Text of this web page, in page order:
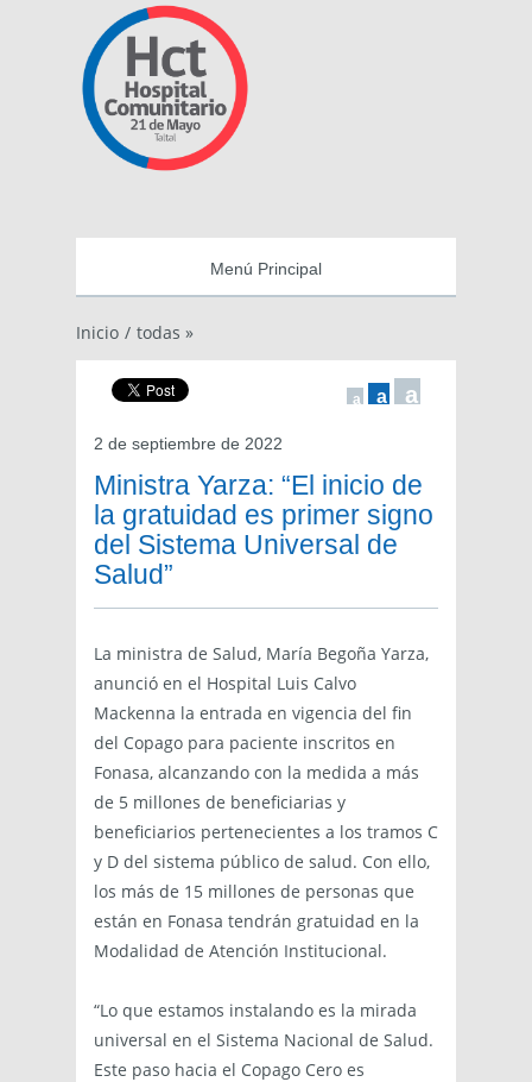
Menú Principal
Inicio / todas »
a a a
2 de septiembre de 2022
Ministra Yarza: “El inicio de
la gratuidad es primer signo
del Sistema Universal de
Salud”
La ministra de Salud, María Begoña Yarza,
anunció en el Hospital Luis Calvo
Mackenna la entrada en vigencia del fin
del Copago para paciente inscritos en
Fonasa, alcanzando con la medida a más
de 5 millones de beneficiarias y
beneficiarios pertenecientes a los tramos C
y D del sistema público de salud. Con ello,
los más de 15 millones de personas que
están en Fonasa tendrán gratuidad en la
Modalidad de Atención Institucional.
“Lo que estamos instalando es la mirada
universal en el Sistema Nacional de Salud.
Este paso hacia el Copago Cero es